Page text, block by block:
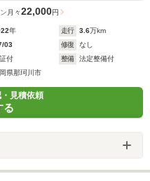
月々22,000円
年 走行 3.6万km
03 修復
なし
付 整備
法定整備付
県那珂川市
見積依頼
る